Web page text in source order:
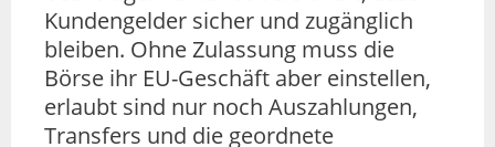
Kundengelder sicher und zugänglich
bleiben. Ohne Zulassung muss die
Börse ihr EU-Geschäft aber einstellen,
erlaubt sind nur noch Auszahlungen,
Transfers und die geordnete